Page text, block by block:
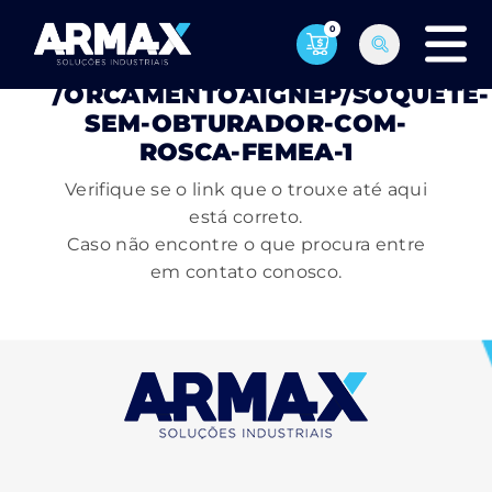
0
PÁGINA NÃO ENCONTRADA
/ORCAMENTOAIGNEP/SOQUETE-
SEM-OBTURADOR-COM-
ROSCA-FEMEA-1
Verifique se o link que o trouxe até aqui
está correto.
Caso não encontre o que procura entre
em contato conosco.